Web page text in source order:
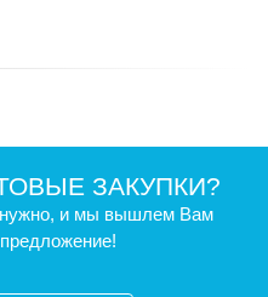
ЗАКУПКИ?
и мы вышлем Вам